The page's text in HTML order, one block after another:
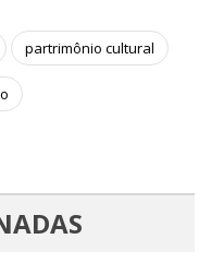
partrimônio cultural